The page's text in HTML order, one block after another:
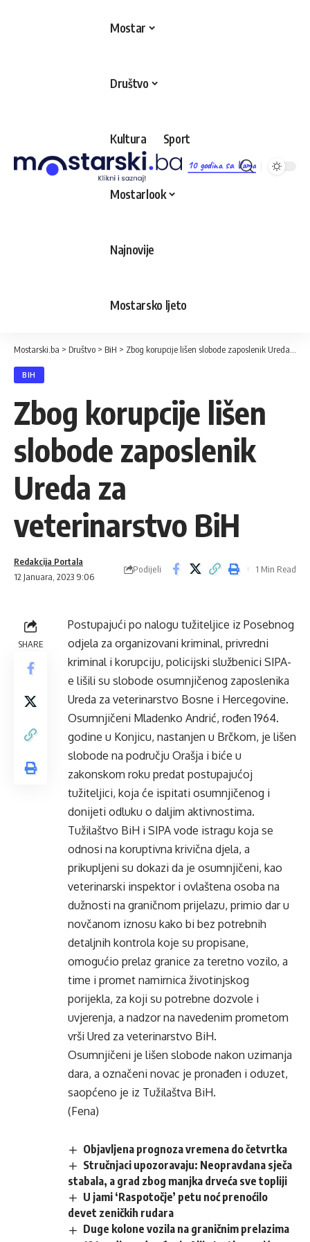
10 godina sa Vama
Mostar
Društvo
Kultura Sport
Mostarlook
Najnovije
Mostarsko ljeto
Mostarski.ba > Društvo > BiH > Zbog korupcije lišen slobode zaposlenik Ureda za veterinarstvo BiH
BIH
Zbog korupcije lišen
slobode zaposlenik
Ureda za
veterinarstvo BiH
12 Januara, 2023 9:06
Redakcija Portala
Podijeli 1 Min Read
SHARE
Postupajući po nalogu tužiteljice iz Posebnog
odjela za organizovani kriminal, privredni
kriminal i korupciju, policijski službenici SIPA-
e lišili su slobode osumnjičenog zaposlenika
Ureda za veterinarstvo Bosne i Hercegovine.
Osumnjičeni Mladenko Andrić, rođen 1964.
godine u Konjicu, nastanjen u Brčkom, je lišen
slobode na području Orašja i biće u
zakonskom roku predat postupajućoj
tužiteljici, koja će ispitati osumnjičenog i
donijeti odluku o daljim aktivnostima.
Tužilaštvo BiH i SIPA vode istragu koja se
odnosi na koruptivna krivična djela, a
prikupljeni su dokazi da je osumnjičeni, kao
veterinarski inspektor i ovlaštena osoba na
dužnosti na graničnom prijelazu, primio dar u
novčanom iznosu kako bi bez potrebnih
detaljnih kontrola koje su propisane,
omogućio prelaz granice za teretno vozilo, a
time i promet namirnica životinjskog
porijekla, za koji su potrebne dozvole i
uvjerenja, a nadzor na navedenim prometom
vrši Ured za veterinarstvo BiH.
Osumnjičeni je lišen slobode nakon uzimanja
dara, a označeni novac je pronađen i oduzet,
saopćeno je iz Tužilaštva BiH.
(Fena)
Objavljena prognoza vremena do četvrtka
Stručnjaci upozoravaju: Neopravdana sječa
stabala, a grad zbog manjka drveća sve topliji
U jami ‘Raspotočje’ petu noć prenoćilo
devet zeničkih rudara
Duge kolone vozila na graničnim prelazima